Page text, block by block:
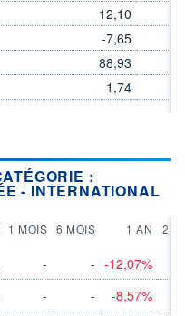
12,10
-7,65
88,93
1,74
:
- INTERNATIONAL
1 MOIS 6 MOIS 1 AN 2
- - -12,07%
- -
-8,57%